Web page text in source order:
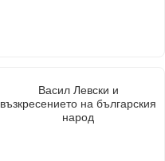
Васил Левски и
възкресението на българския
народ